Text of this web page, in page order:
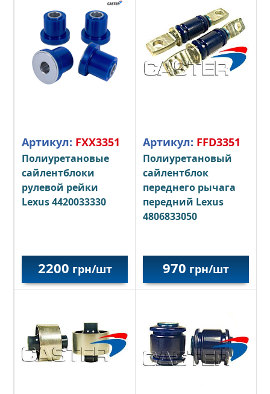
Артикул: FXX3351
Полиуретановые
сайлентблоки
рулевой рейки
Lexus 4420033330
2200 грн/шт
Артикул: FFD3351
Полиуретановый
сайлентблок
переднего рычага
передний Lexus
4806833050
970 грн/шт